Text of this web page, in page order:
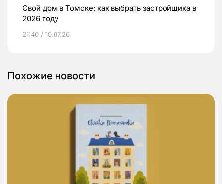
Свой дом в Томске: как выбрать застройщика в
2026 году
21:40 / 10.07.26
Похожие новости